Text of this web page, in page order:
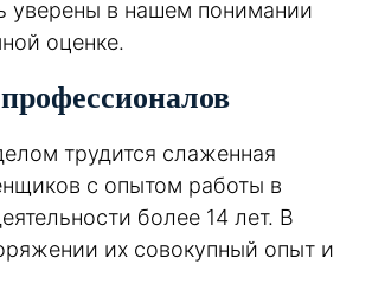
уверены в нашем понимании
оценке.
трудится слаженная
с опытом работы в
более 14 лет. В
их совокупный опыт и